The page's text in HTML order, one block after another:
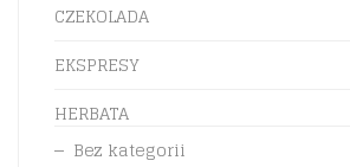
CZEKOLADA
EKSPRESY
HERBATA
Bez kategorii